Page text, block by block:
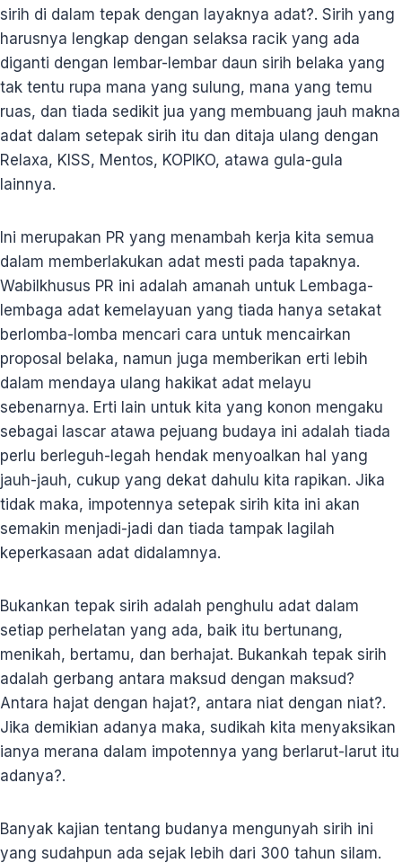
sirih di dalam tepak dengan layaknya adat?. Sirih yang
harusnya lengkap dengan selaksa racik yang ada
diganti dengan lembar-lembar daun sirih belaka yang
tak tentu rupa mana yang sulung, mana yang temu
ruas, dan tiada sedikit jua yang membuang jauh makna
adat dalam setepak sirih itu dan ditaja ulang dengan
Relaxa, KISS, Mentos, KOPIKO, atawa gula-gula
lainnya.
Ini merupakan PR yang menambah kerja kita semua
dalam memberlakukan adat mesti pada tapaknya.
Wabilkhusus PR ini adalah amanah untuk Lembaga-
lembaga adat kemelayuan yang tiada hanya setakat
berlomba-lomba mencari cara untuk mencairkan
proposal belaka, namun juga memberikan erti lebih
dalam mendaya ulang hakikat adat melayu
sebenarnya. Erti lain untuk kita yang konon mengaku
sebagai lascar atawa pejuang budaya ini adalah tiada
perlu berleguh-legah hendak menyoalkan hal yang
jauh-jauh, cukup yang dekat dahulu kita rapikan. Jika
tidak maka, impotennya setepak sirih kita ini akan
semakin menjadi-jadi dan tiada tampak lagilah
keperkasaan adat didalamnya.
Bukankan tepak sirih adalah penghulu adat dalam
setiap perhelatan yang ada, baik itu bertunang,
menikah, bertamu, dan berhajat. Bukankah tepak sirih
adalah gerbang antara maksud dengan maksud?
Antara hajat dengan hajat?, antara niat dengan niat?.
Jika demikian adanya maka, sudikah kita menyaksikan
ianya merana dalam impotennya yang berlarut-larut itu
adanya?.
Banyak kajian tentang budanya mengunyah sirih ini
yang sudahpun ada sejak lebih dari 300 tahun silam.